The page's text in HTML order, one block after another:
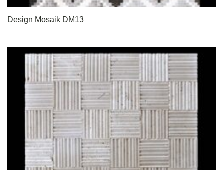
Design Mosaik DM13